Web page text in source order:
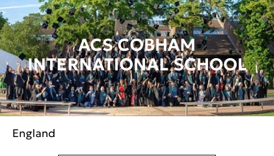
ACS COBHAM
INTERNATIONAL SCHOOL
England